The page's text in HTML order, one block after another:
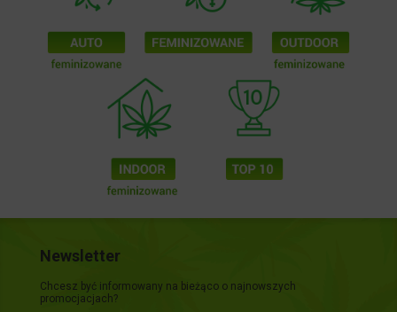
Newsletter
Chcesz być informowany na bieżąco o najnowszych
promocjacjach?